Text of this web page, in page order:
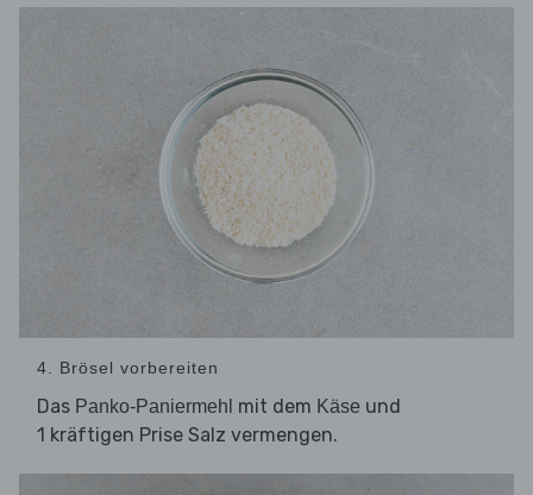
4. Brösel vorbereiten
Das Panko-Paniermehl mit dem Käse und
1 kräftigen Prise Salz vermengen.